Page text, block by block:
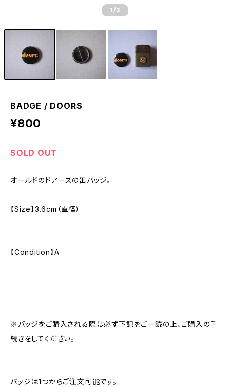
1 /3
BADGE / DOORS
¥800
SOLD OUT
オールドのドアーズの缶バッジ。
【Size】3.6cm（直径）
【Condition】A
※バッジをご購入される際は必ず下記をご一読の上、ご購入の手
続きをしてください。
バッジは1つからご注文可能です。